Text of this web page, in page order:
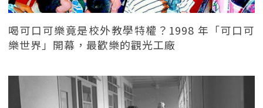
喝可口可樂竟是校外教學特權？1998 年「可口可
樂世界」開幕，最歡樂的觀光工廠